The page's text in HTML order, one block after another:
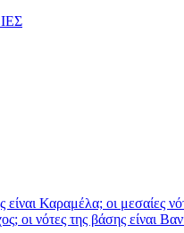
Καραμέλα; οι μεσαίες
οι νότες της βάσης είναι